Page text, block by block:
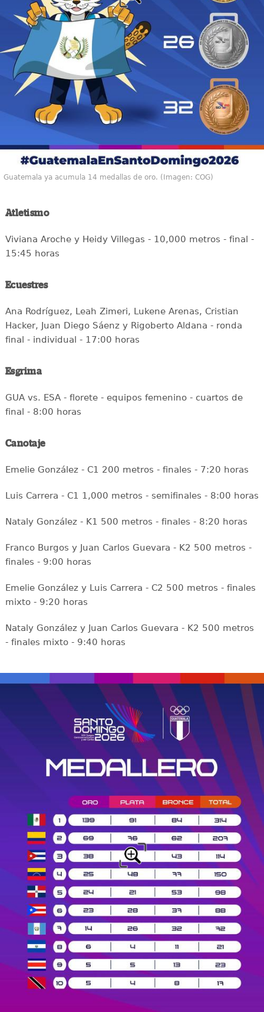
Guatemala ya acumula 14 medallas de oro. (Imagen: COG)
Atletismo
Viviana Aroche y Heidy Villegas - 10,000 metros - final -
15:45 horas
Ecuestres
Ana Rodríguez, Leah Zimeri, Lukene Arenas, Cristian
Hacker, Juan Diego Sáenz y Rigoberto Aldana - ronda
final - individual - 17:00 horas
Esgrima
GUA vs. ESA - florete - equipos femenino - cuartos de
final - 8:00 horas
Canotaje
Emelie González - C1 200 metros - finales - 7:20 horas
Luis Carrera - C1 1,000 metros - semifinales - 8:00 horas
Nataly González - K1 500 metros - finales - 8:20 horas
Franco Burgos y Juan Carlos Guevara - K2 500 metros -
finales - 9:00 horas
Emelie González y Luis Carrera - C2 500 metros - finales
mixto - 9:20 horas
Nataly González y Juan Carlos Guevara - K2 500 metros
- finales mixto - 9:40 horas